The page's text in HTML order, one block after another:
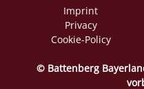
Imprint
Privacy
Cookie-Policy
© Battenberg